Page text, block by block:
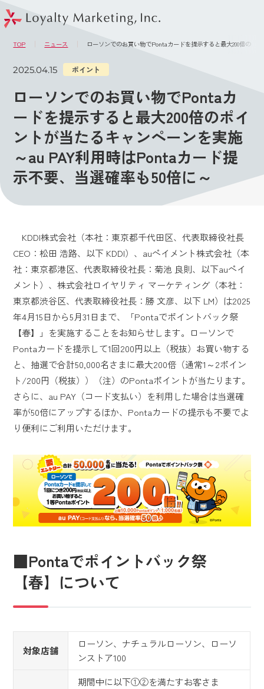
TOP ニュース ローソンでのお買い物でPontaカードを提示すると最大200倍の
2025.04.15 ポイント
ローソンでのお買い物でPontaカ
ードを提示すると最大200倍のポイ
ントが当たるキャンペーンを実施
～au PAY利用時はPontaカード提
示不要、当選確率も50倍に～
KDDI株式会社（本社：東京都千代田区、代表取締役社長
CEO：松田 浩路、以下 KDDI）、auペイメント株式会社（本
社：東京都港区、代表取締役社長：菊池 良則、以下auペイ
メント）、株式会社ロイヤリティ マーケティング（本社：
東京都渋谷区、代表取締役社長：勝 文彦、以下 LM）は2025
年4月15日から5月31日まで、「Pontaでポイントバック祭
【春】」を実施することをお知らせします。ローソンで
Pontaカードを提示して1回200円以上（税抜）お買い物する
と、抽選で合計50,000名さまに最大200倍（通常1～2ポイン
ト/200円（税抜））（注）のPontaポイントが当たります。
さらに、au PAY（コード支払い）を利用した場合は当選確
率が50倍にアップするほか、Pontaカードの提示も不要でよ
り便利にご利用いただけます。
■Pontaでポイントバック祭
【春】について
対象店舗
ローソン、ナチュラルローソン、ローソ
ンストア100
期間中に以下①②を満たすお客さま